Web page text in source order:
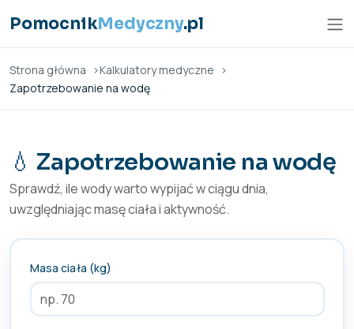
PomocnikMedyczny.pl
Strona główna
Kalkulatory medyczne
Zapotrzebowanie na wodę
💧 Zapotrzebowanie na wodę
Sprawdź, ile wody warto wypijać w ciągu dnia,
uwzględniając masę ciała i aktywność.
Masa ciała (kg)